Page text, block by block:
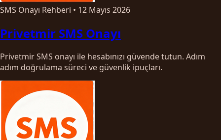
SMS Onayı Rehberi • 12 Mayıs 2026
Privetmir SMS Onayı
Privetmir SMS onayı ile hesabınızı güvende tutun. Adım
adım doğrulama süreci ve güvenlik ipuçları.